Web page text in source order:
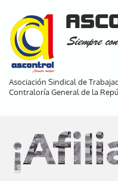
contenido
principal
Siempre
Asociación Sindical de
Contraloría General de la